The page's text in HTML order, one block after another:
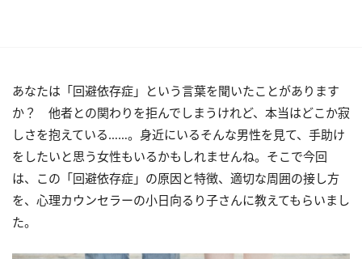
あなたは「回避依存症」という言葉を聞いたことがあります
か？ 他者との関わりを拒んでしまうけれど、本当はどこか寂
しさを抱えている……。身近にいるそんな男性を見て、手助け
をしたいと思う女性もいるかもしれませんね。そこで今回
は、この「回避依存症」の原因と特徴、適切な周囲の接し方
を、心理カウンセラーの小日向るり子さんに教えてもらいまし
た。